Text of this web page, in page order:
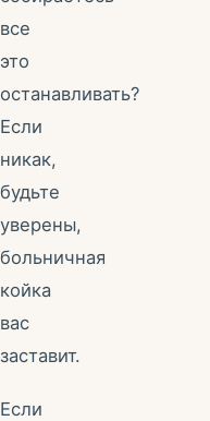
все
это
останавливать?
Если
никак,
будьте
уверены,
больничная
койка
вас
заставит.
Если